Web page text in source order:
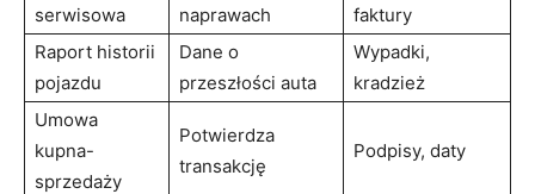
serwisowa
naprawach
faktury
Raport⁤ historii
pojazdu
Dane o
przeszłości auta
Wypadki,
kradzież
Umowa⁢
kupna-
sprzedaży
Potwierdza
transakcję
Podpisy, daty